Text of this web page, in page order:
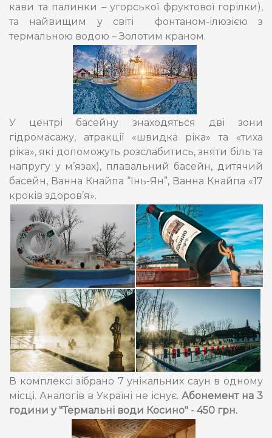
кави та палинки – угорської фруктової горілки),
та найвищим у світі фонтаном-ілюзією з
термальною водою – Золотим краном.
У центрі басейну знаходяться дві зони
гідромасажу, атракції «швидка ріка» та «тиха
ріка», які допоможуть розслабитись, зняти біль та
напругу у м’язах), плавальний басейн, дитячий
басейн, Ванна Кнайпа “Інь-Ян”, Ванна Кнайпа «17
кроків здоров’я».
В комплексі зібрано 7 унікальних саун в одному
місці. Аналогів в Україні не існує. Абонемент на 3
години у "Термальні води Косино" - 450 грн.